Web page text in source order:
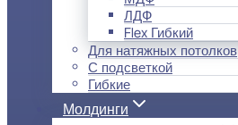
ЛДФ
Flex Гибкий
Для натяжных потолков
С подсветкой
Гибкие
Молдинги